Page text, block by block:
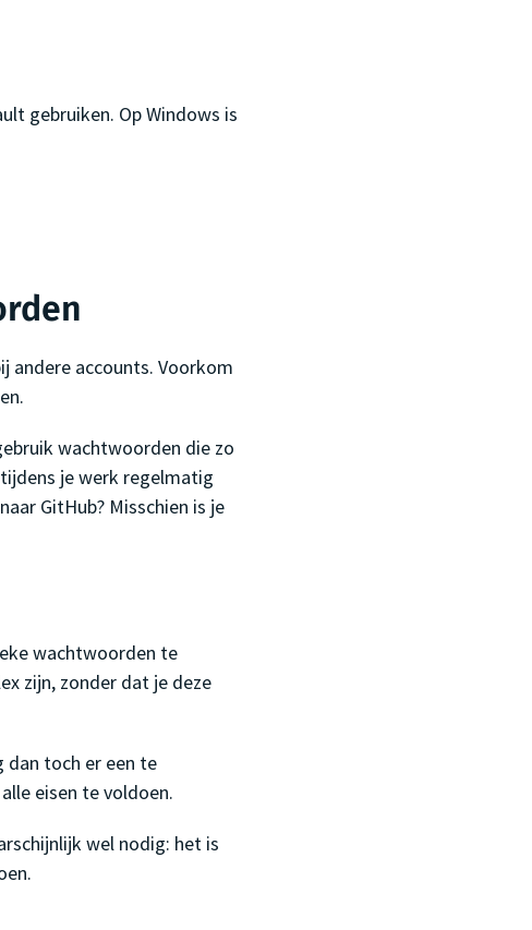
gebruiken. Op Windows is
accounts. Voorkom
wachtwoorden die zo
je werk regelmatig
GitHub? Misschien is je
wachtwoorden te
zijn, zonder dat je deze
dan toch er een te
eisen te voldoen.
wel nodig: het is